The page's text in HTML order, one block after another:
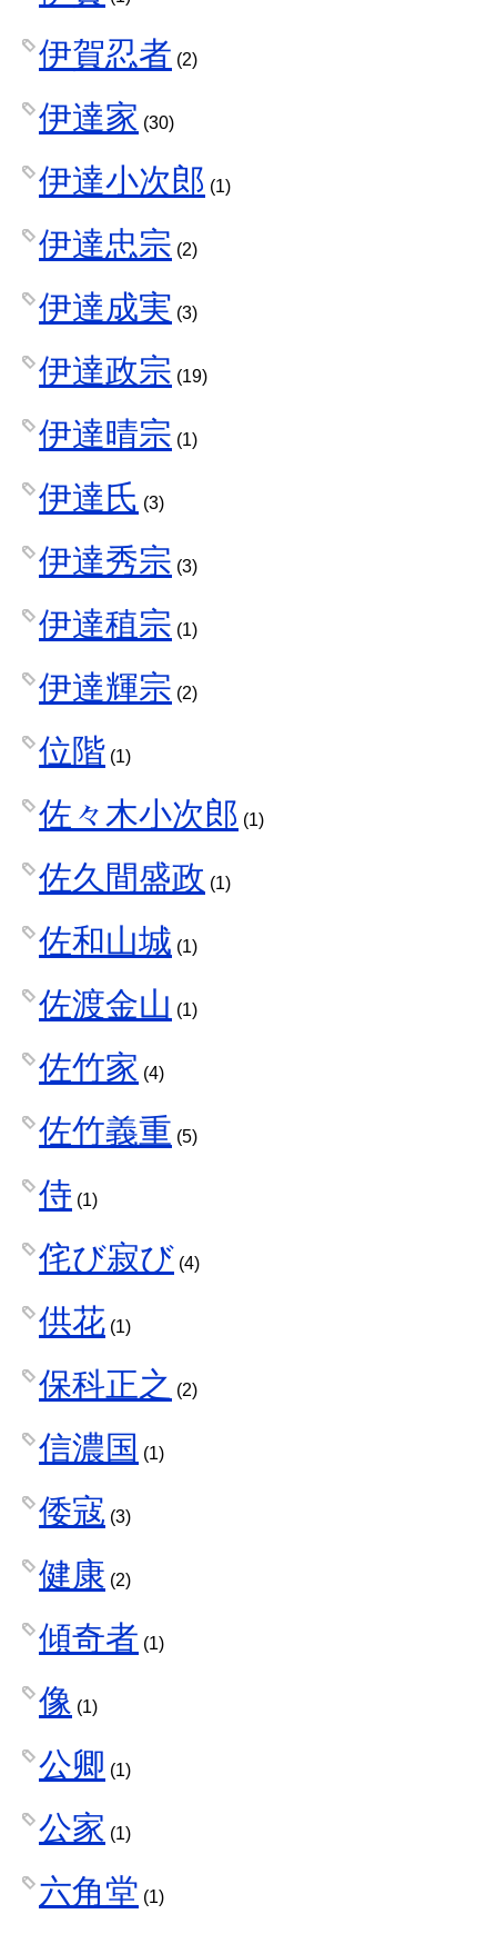
伊賀忍者 (2)
伊達家 (30)
伊達小次郎 (1)
伊達忠宗 (2)
伊達成実 (3)
伊達政宗 (19)
伊達晴宗 (1)
伊達氏 (3)
伊達秀宗 (3)
伊達稙宗 (1)
伊達輝宗 (2)
位階 (1)
佐々木小次郎 (1)
佐久間盛政 (1)
佐和山城 (1)
佐渡金山 (1)
佐竹家 (4)
佐竹義重 (5)
侍 (1)
侘び寂び (4)
供花 (1)
保科正之 (2)
信濃国 (1)
倭寇 (3)
健康 (2)
傾奇者 (1)
像 (1)
公卿 (1)
公家 (1)
六角堂 (1)